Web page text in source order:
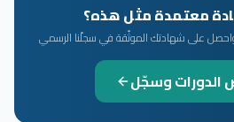
معتمدة مثل هذه؟
واحصل على شهادتك الموثّقة في سجلّنا الرسمي
الدورات وسجّل